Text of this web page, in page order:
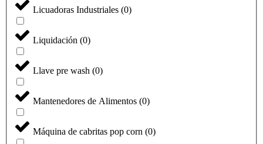
Licuadoras Industriales (0)
Liquidación (0)
Llave pre wash (0)
Mantenedores de Alimentos (0)
Máquina de cabritas pop corn (0)